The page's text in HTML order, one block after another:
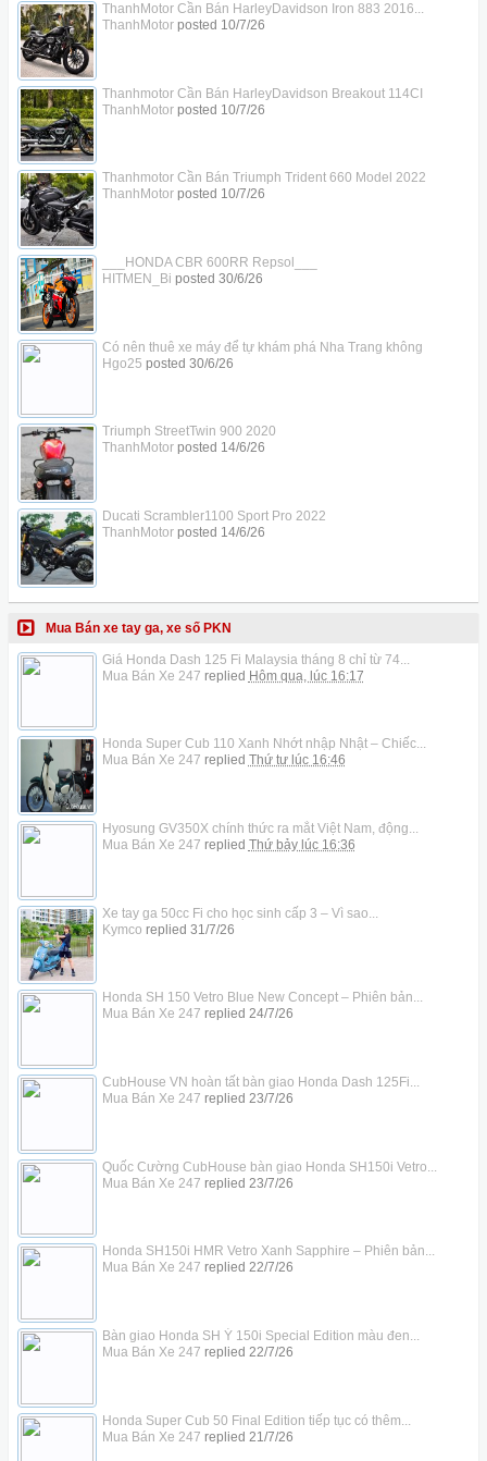
ThanhMotor Cần Bán HarleyDavidson Iron 883 2016...
ThanhMotorposted 10/7/26
Thanhmotor Cần Bán HarleyDavidson Breakout 114CI
ThanhMotorposted 10/7/26
Thanhmotor Cần Bán Triumph Trident 660 Model 2022
ThanhMotorposted 10/7/26
___HONDA CBR 600RR Repsol___
HITMEN_Bi posted 30/6/26
Có nên thuê xe máy để tự khám phá Nha Trang không
Hgo25 posted 30/6/26
Triumph StreetTwin 900 2020
ThanhMotorposted 14/6/26
Ducati Scrambler1100 Sport Pro 2022
ThanhMotorposted 14/6/26
Mua Bán xe tay ga, xe số PKN
Giá Honda Dash 125 Fi Malaysia tháng 8 chỉ từ 74...
Mua Bán Xe 247 replied Hôm qua, lúc 16:17
Honda Super Cub 110 Xanh Nhớt nhập Nhật – Chiếc...
Mua Bán Xe 247 replied Thứ tư lúc 16:46
Hyosung GV350X chính thức ra mắt Việt Nam, động...
Mua Bán Xe 247 replied Thứ bảy lúc 16:36
Xe tay ga 50cc Fi cho học sinh cấp 3 – Vì sao...
Kymco replied 31/7/26
Honda SH 150 Vetro Blue New Concept – Phiên bản...
Mua Bán Xe 247 replied 24/7/26
CubHouse VN hoàn tất bàn giao Honda Dash 125Fi...
Mua Bán Xe 247 replied 23/7/26
Quốc Cường CubHouse bàn giao Honda SH150i Vetro...
Mua Bán Xe 247 replied 23/7/26
Honda SH150i HMR Vetro Xanh Sapphire – Phiên bản...
Mua Bán Xe 247 replied 22/7/26
Bàn giao Honda SH Ý 150i Special Edition màu đen...
Mua Bán Xe 247 replied 22/7/26
Honda Super Cub 50 Final Edition tiếp tục có thêm...
Mua Bán Xe 247 replied 21/7/26